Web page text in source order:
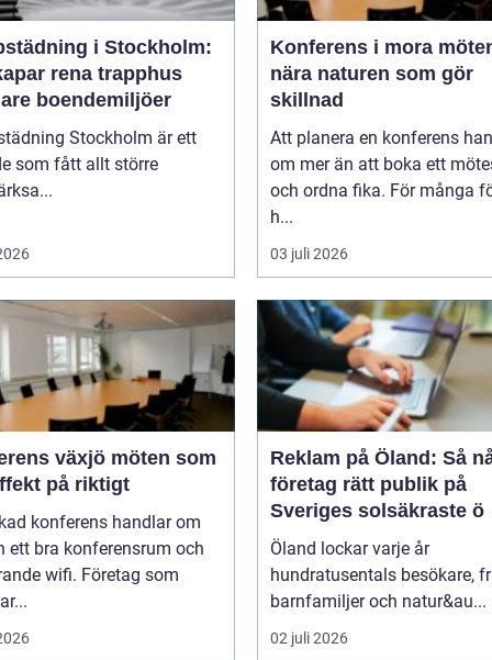
i Stockholm:
rena trapphus
boendemiljöer
Stockholm är ett
som fått allt större
Konferens i mora möten
nära naturen som gör
skillnad
Att planera en konferens
om mer än att boka ett
och ordna fika. För många
h...
03 juli 2026
växjö möten som
på riktigt
konferens handlar om
ett bra konferensrum och
wifi. Företag som
Reklam på Öland: Så
företag rätt publik på
Sveriges solsäkraste ö
Öland lockar varje år
hundratusentals besökare,
barnfamiljer och natur&au...
02 juli 2026